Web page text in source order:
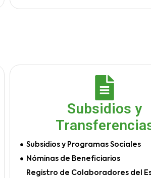
Subsidios y
Subsidios y Programas Sociales
Nóminas de Beneficiarios
Registro de Colaboradores del